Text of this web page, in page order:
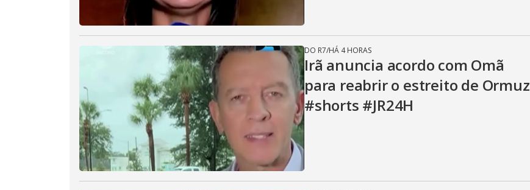
DO R7/HÁ 4 HORAS
Irã anuncia acordo com Omã
para reabrir o estreito de Ormuz
#shorts #JR24H